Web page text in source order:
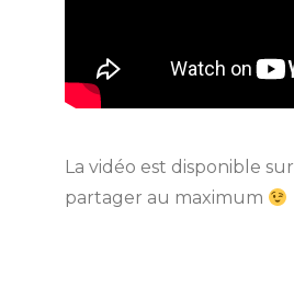
La vidéo est disponible sur
partager au maximum